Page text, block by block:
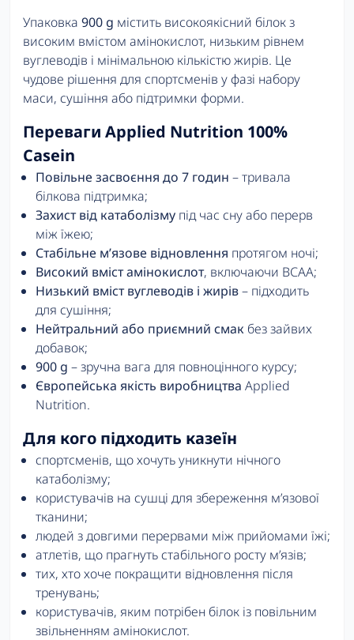
Упаковка 900 g містить високоякісний білок з
високим вмістом амінокислот, низьким рівнем
вуглеводів і мінімальною кількістю жирів. Це
чудове рішення для спортсменів у фазі набору
маси, сушіння або підтримки форми.
Переваги Applied Nutrition 100%
Casein
Повільне засвоєння до 7 годин – тривала
білкова підтримка;
Захист від катаболізму під час сну або перерв
між їжею;
Стабільне м’язове відновлення протягом ночі;
Високий вміст амінокислот, включаючи BCAA;
Низький вміст вуглеводів і жирів– підходить
для сушіння;
Нейтральний або приємний смак без зайвих
добавок;
900 g – зручна вага для повноцінного курсу;
Європейська якість виробництва Applied
Nutrition.
Для кого підходить казеїн
спортсменів, що хочуть уникнути нічного
катаболізму;
користувачів на сушці для збереження м’язової
тканини;
людей з довгими перервами між прийомами їжі;
атлетів, що прагнуть стабільного росту м’язів;
тих, хто хоче покращити відновлення після
тренувань;
користувачів, яким потрібен білок із повільним
звільненням амінокислот.